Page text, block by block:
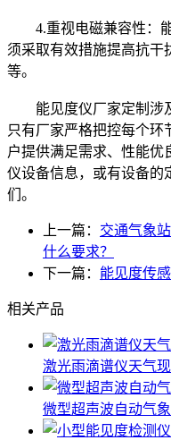
4.重视电磁兼容性：能
须采取有效措施提高抗干
等。
能见度仪厂家定制涉及
只有厂家严格把控每个环
户提供满足需求、性能优
仪设备信息，或有设备的
们。
上一篇： 交通气象
什么要求？
下一篇： 能见度传
相关产品
激光雨滴谱仪天气现
微型超声波自动气象